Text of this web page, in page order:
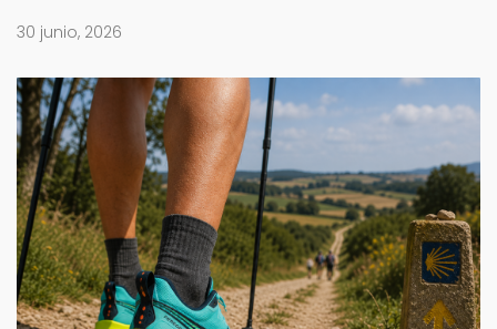
30 junio, 2026